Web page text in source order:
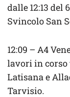
dalle 12:13 del
Svincolo San
12:09 – A4
lavori in corso
Latisana e
Tarvisio.